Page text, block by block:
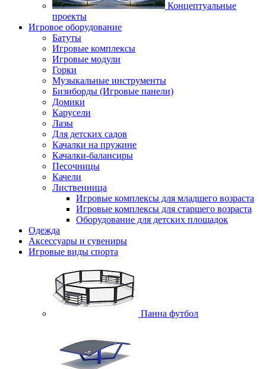
Концептуальные
проекты
Игровое оборудование
Батуты
Игровые комплексы
Игровые модули
Горки
Музыкальные инструменты
Бизиборды (Игровые панели)
Домики
Карусели
Лазы
Для детских садов
Качалки на пружине
Качалки-балансиры
Песочницы
Качели
Лиственница
Игровые комплексы для младшего возраста
Игровые комплексы для старшего возраста
Оборудование для детских площадок
Одежда
Аксессуары и сувениры
Игровые виды спорта
Панна футбол